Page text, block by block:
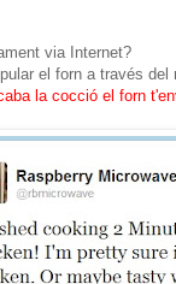
via Internet?
el forn a través del
la cocció el forn